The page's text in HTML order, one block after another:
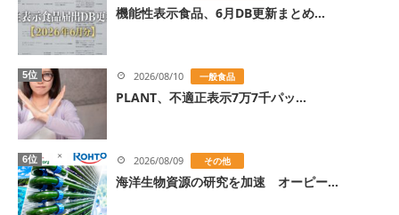
機能性表示食品、6月DB更新まとめ...
5位 2026/08/10 一般食品
PLANT、不適正表示7万7千パッ...
6位 2026/08/09 その他
海洋生物資源の研究を加速 オーピー...